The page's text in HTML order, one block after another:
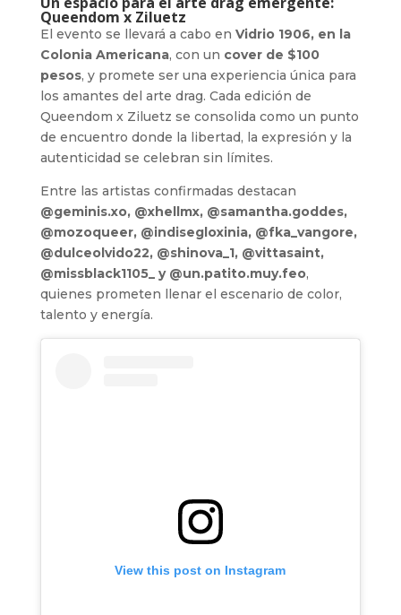
Queendom x Ziluetz
El evento se llevará a cabo en Vidrio 1906, en la
Colonia Americana, con un cover de $100
pesos, y promete ser una experiencia única para
los amantes del arte drag. Cada edición de
Queendom x Ziluetz se consolida como un punto
de encuentro donde la libertad, la expresión y la
autenticidad se celebran sin límites.
Entre las artistas confirmadas destacan
@geminis.xo, @xhellmx, @samantha.goddes,
@mozoqueer, @indisegloxinia, @fka_vangore,
@dulceolvido22, @shinova_1, @vittasaint,
@missblack1105_ y @un.patito.muy.feo,
quienes prometen llenar el escenario de color,
talento y energía.
View this post on Instagram